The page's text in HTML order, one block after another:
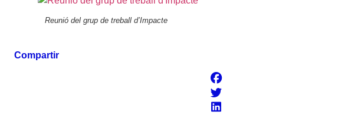
Reunió del grup de treball d’Impacte
Compartir